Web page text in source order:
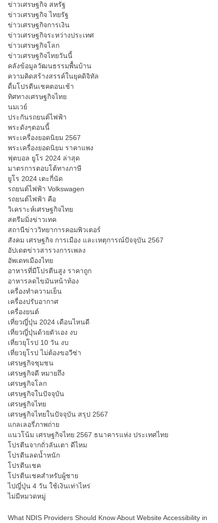
ข่าวเศรษฐกิจ สหรัฐ
ข่าวเศรษฐกิจ ไทยรัฐ
ข่าวเศรษฐกิจการเงิน
ข่าวเศรษฐกิจระหว่างประเทศ
ข่าวเศรษฐกิจโลก
ข่าวเศรษฐกิจไทยวันนี้
คลังข้อมูลวัฒนธรรมพื้นบ้าน
ความคิดสร้างสรรค์ในยุคดิจิทัล
ดื่มโปรตีนเชคตอนเช้า
ทิศทางเศรษฐกิจไทย
นมเวย์
ประกันรถยนต์ไฟฟ้า
พระดังๆตอนนี้
พระเครื่องยอดนิยม 2567
พระเครื่องยอดนิยม ราคาแพง
ฟุตบอล ยูโร 2024 ล่าสุด
มาตรการตอบโต้ทางภาษี
ยูโร 2024 เตะกี่นัด
รถยนต์ไฟฟ้า Volkswagen
รถยนต์ไฟฟ้า คือ
วิเคราะห์เศรษฐกิจไทย
สตรีมมิ่งข่าวเทค
สถานีข่าววิทยาการคอมพิวเตอร์
สังคม เศรษฐกิจ การเมือง และเหตุการณ์ปัจจุบัน 2567
อัปเดตข่าวสารวงการเพลง
อัพเดทเมืองไทย
อาหารที่มีโปรตีนสูง ราคาถูก
อาหารลดไขมันหน้าท้อง
เครื่องทำความเย็น
เครื่องปรับอากาศ
เครื่องยนต์
เที่ยวญี่ปุ่น 2024 เดือนไหนดี
เที่ยวญี่ปุ่นด้วยตัวเอง งบ
เที่ยวยุโรป 10 วัน งบ
เที่ยวยุโรป ไม่ต้องขอวีซ่า
เศรษฐกิจชุมชน
เศรษฐกิจดี หมายถึง
เศรษฐกิจโลก
เศรษฐกิจในปัจจุบัน
เศรษฐกิจไทย
เศรษฐกิจไทยในปัจจุบัน สรุป 2567
แกลเลอรี่ภาพถ่าย
แนวโน้ม เศรษฐกิจไทย 2567 ธนาคารแห่ง ประเทศไทย
โปรตีนจากถั่วลันเตา ดีไหม
โปรตีนลดน้ำหนัก
โปรตีนเชค
โปรตีนเชคสำหรับผู้ชาย
ไปญี่ปุ่น 4 วัน ใช้เงินเท่าไหร่
ไม่มีหมวดหมู่
What NDIS Providers Should Know About Website Accessibility in